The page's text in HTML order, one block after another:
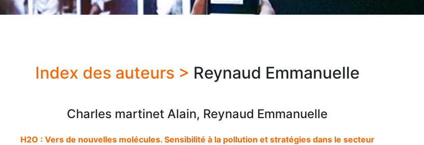
Index des auteurs > Reynaud Emmanuelle
Charles martinet Alain, Reynaud Emmanuelle
H2O : Vers de nouvelles molécules. Sensibilité à la pollution et stratégies dans le secteur